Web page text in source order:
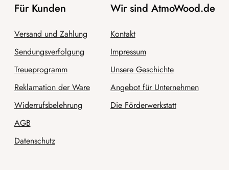
Für Kunden
Versand und Zahlung
Sendungsverfolgung
Treueprogramm
Reklamation der Ware
Widerrufsbelehrung
AGB
Datenschutz
Wir sind AtmoWood.de
Kontakt
Impressum
Unsere Geschichte
Angebot für Unternehmen
Die Förderwerkstatt